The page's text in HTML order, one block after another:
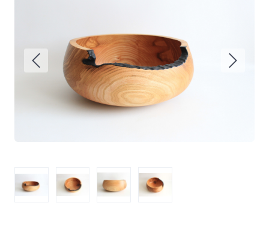
Фігури й статуетки
Догляд за виробами
Доставка та оплата